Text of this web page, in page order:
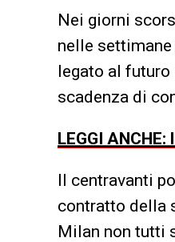
Nei giorni
nelle
legato al futuro
scadenza di
LEGGI
Il centravanti
contratto della
Milan non tutti